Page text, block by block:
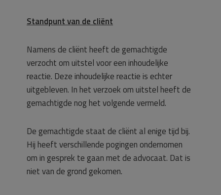
Standpunt van de cliënt
Namens de cliënt heeft de gemachtigde
verzocht om uitstel voor een inhoudelijke
reactie. Deze inhoudelijke reactie is echter
uitgebleven. In het verzoek om uitstel heeft de
gemachtigde nog het volgende vermeld.
De gemachtigde staat de cliënt al enige tijd bij.
Hij heeft verschillende pogingen ondernomen
om in gesprek te gaan met de advocaat. Dat is
niet van de grond gekomen.